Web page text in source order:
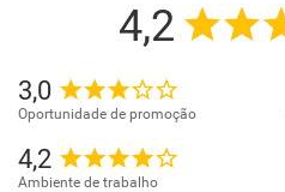
4,2
3,0
Oportunidade de promoção
4,2
Ambiente de trabalho